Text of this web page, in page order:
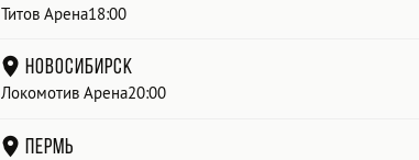
Титов Арена18:00
Новосибирск
Локомотив Арена20:00
Пермь